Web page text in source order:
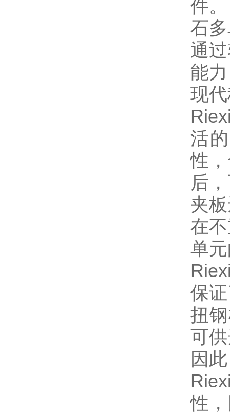
件。
石
通
能
现
活
性
后
夹
在
单
保
扭
可
因
性